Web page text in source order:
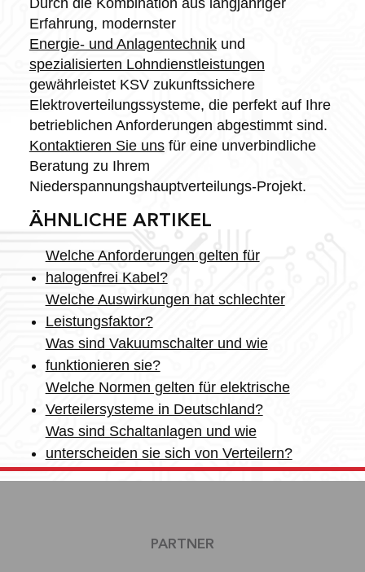
Erfahrung, modernster
Energie- und Anlagentechnikund
spezialisierten Lohndienstleistungen
gewährleistet KSV zukunftssichere
Elektroverteilungssysteme, die perfekt auf Ihre
betrieblichen Anforderungen abgestimmt sind.
Kontaktieren Sie unsfür eine unverbindliche
Beratung zu Ihrem
Niederspannungshauptverteilungs-Projekt.
ÄHNLICHE ARTIKEL
Welche Anforderungen gelten für
halogenfrei Kabel?
Welche Auswirkungen hat schlechter
Leistungsfaktor?
Was sind Vakuumschalter und wie
funktionieren sie?
Welche Normen gelten für elektrische
Verteilersysteme in Deutschland?
Was sind Schaltanlagen und wie
unterscheiden sie sich von Verteilern?
PARTNER